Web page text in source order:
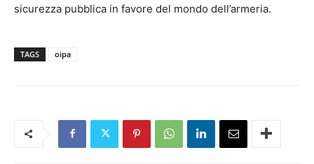
sicurezza pubblica in favore del mondo dell’armeria.
TAGS oipa